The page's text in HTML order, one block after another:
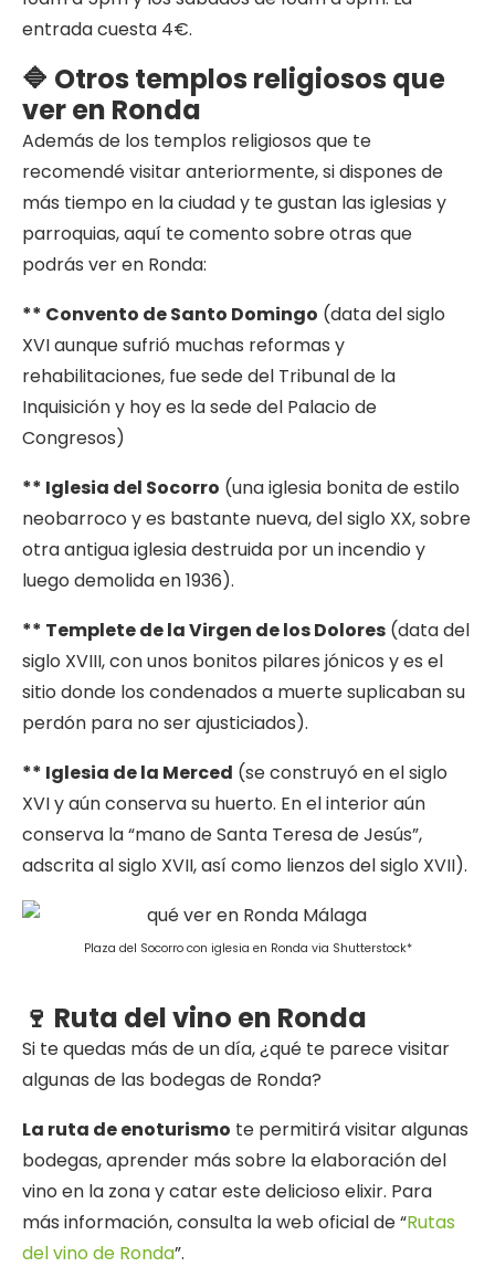
entrada cuesta 4€.
🔷 Otros templos religiosos que
ver en Ronda
Además de los templos religiosos que te
recomendé visitar anteriormente, si dispones de
más tiempo en la ciudad y te gustan las iglesias y
parroquias, aquí te comento sobre otras que
podrás ver en Ronda:
** Convento de Santo Domingo (data del siglo
XVI aunque sufrió muchas reformas y
rehabilitaciones, fue sede del Tribunal de la
Inquisición y hoy es la sede del Palacio de
Congresos)
** Iglesia del Socorro (una iglesia bonita de estilo
neobarroco y es bastante nueva, del siglo XX, sobre
otra antigua iglesia destruida por un incendio y
luego demolida en 1936).
** Templete de la Virgen de los Dolores (data del
siglo XVIII, con unos bonitos pilares jónicos y es el
sitio donde los condenados a muerte suplicaban su
perdón para no ser ajusticiados).
** Iglesia de la Merced (se construyó en el siglo
XVI y aún conserva su huerto. En el interior aún
conserva la “mano de Santa Teresa de Jesús”,
adscrita al siglo XVII, así como lienzos del siglo XVII).
Plaza del Socorro con iglesia en Ronda via Shutterstock*
🍷 Ruta del vino en Ronda
Si te quedas más de un día, ¿qué te parece visitar
algunas de las bodegas de Ronda?
La ruta de enoturismo te permitirá visitar algunas
bodegas, aprender más sobre la elaboración del
vino en la zona y catar este delicioso elixir. Para
más información, consulta la web oficial de “Rutas
del vino de Ronda”.